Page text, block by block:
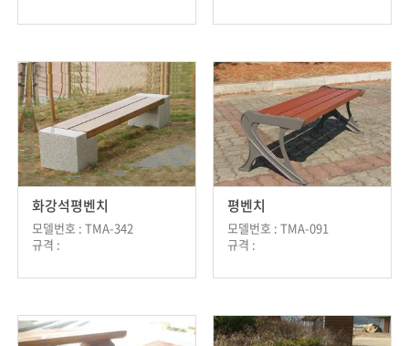
화강석평벤치
모델번호 : TMA-342
규격 :
평벤치
모델번호 : TMA-091
규격 :